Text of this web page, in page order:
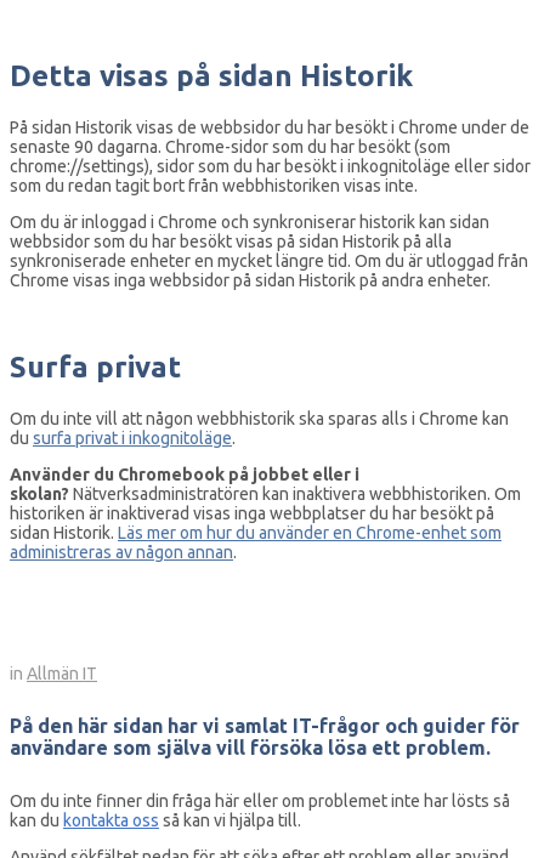
Detta visas på sidan Historik
På sidan Historik visas de webbsidor du har besökt i Chrome under de
senaste 90 dagarna. Chrome-sidor som du har besökt (som
chrome://settings), sidor som du har besökt i inkognitoläge eller sidor
som du redan tagit bort från webbhistoriken visas inte.
Om du är inloggad i Chrome och synkroniserar historik kan sidan
webbsidor som du har besökt visas på sidan Historik på alla
synkroniserade enheter en mycket längre tid. Om du är utloggad från
Chrome visas inga webbsidor på sidan Historik på andra enheter.
Surfa privat
Om du inte vill att någon webbhistorik ska sparas alls i Chrome kan
du surfa privat i inkognitoläge.
Använder du Chromebook på jobbet eller i
skolan? Nätverksadministratören kan inaktivera webbhistoriken. Om
historiken är inaktiverad visas inga webbplatser du har besökt på
sidan Historik. Läs mer om hur du använder en Chrome-enhet som
administreras av någon annan.
in Allmän IT
På den här sidan har vi samlat IT-frågor och guider för
användare som själva vill försöka lösa ett problem.
Om du inte finner din fråga här eller om problemet inte har lösts så
kan du kontakta oss så kan vi hjälpa till.